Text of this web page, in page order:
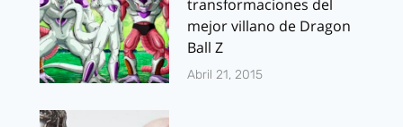
transformaciones del
mejor villano de Dragon
Ball Z
Abril 21, 2015